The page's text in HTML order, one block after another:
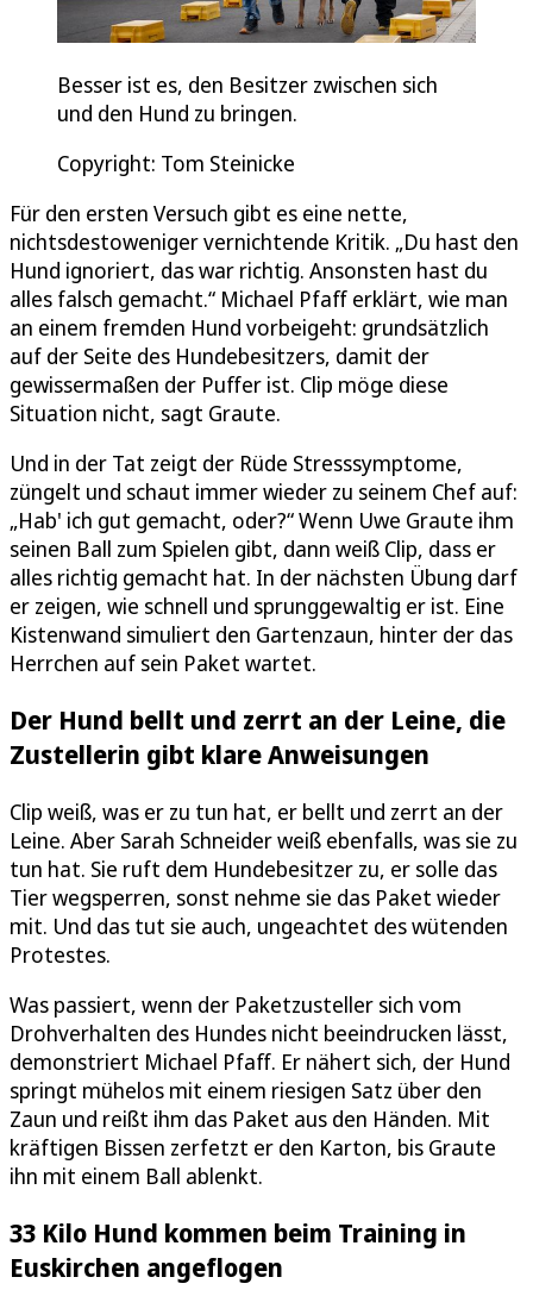
Besser ist es, den Besitzer zwischen sich
und den Hund zu bringen.
Copyright: Tom Steinicke
Für den ersten Versuch gibt es eine nette,
nichtsdestoweniger vernichtende Kritik. „Du hast den
Hund ignoriert, das war richtig. Ansonsten hast du
alles falsch gemacht.“ Michael Pfaff erklärt, wie man
an einem fremden Hund vorbeigeht: grundsätzlich
auf der Seite des Hundebesitzers, damit der
gewissermaßen der Puffer ist. Clip möge diese
Situation nicht, sagt Graute.
Und in der Tat zeigt der Rüde Stresssymptome,
züngelt und schaut immer wieder zu seinem Chef auf:
„Hab' ich gut gemacht, oder?“ Wenn Uwe Graute ihm
seinen Ball zum Spielen gibt, dann weiß Clip, dass er
alles richtig gemacht hat. In der nächsten Übung darf
er zeigen, wie schnell und sprunggewaltig er ist. Eine
Kistenwand simuliert den Gartenzaun, hinter der das
Herrchen auf sein Paket wartet.
Der Hund bellt und zerrt an der Leine, die
Zustellerin gibt klare Anweisungen
Clip weiß, was er zu tun hat, er bellt und zerrt an der
Leine. Aber Sarah Schneider weiß ebenfalls, was sie zu
tun hat. Sie ruft dem Hundebesitzer zu, er solle das
Tier wegsperren, sonst nehme sie das Paket wieder
mit. Und das tut sie auch, ungeachtet des wütenden
Protestes.
Was passiert, wenn der Paketzusteller sich vom
Drohverhalten des Hundes nicht beeindrucken lässt,
demonstriert Michael Pfaff. Er nähert sich, der Hund
springt mühelos mit einem riesigen Satz über den
Zaun und reißt ihm das Paket aus den Händen. Mit
kräftigen Bissen zerfetzt er den Karton, bis Graute
ihn mit einem Ball ablenkt.
33 Kilo Hund kommen beim Training in
Euskirchen angeflogen